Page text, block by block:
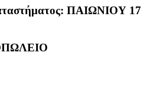
ΠΑΙΩΝΙΟΥ 17